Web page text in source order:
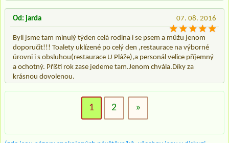
07. 08. 2016
Od: jarda
Byli jsme tam minulý týden celá rodina i se psem a můžu jenom
doporučit!!! Toalety uklízené po celý den ,restaurace na výborné
úrovni i s obsluhou(restaurace U Pláže),a personál velice příjemný
a ochotný. Příští rok zase jedeme tam.Jenom chvála.Díky za
krásnou dovolenou.
1 2 »